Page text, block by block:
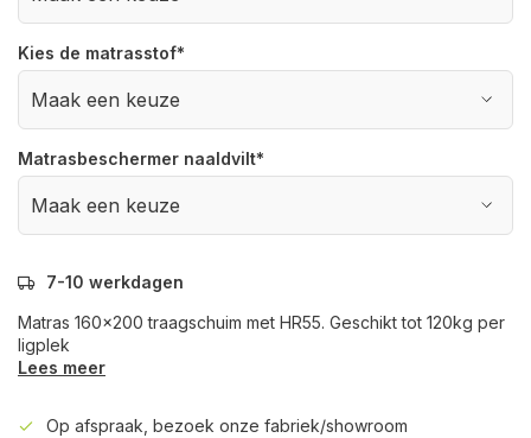
Kies de matrasstof*
Matrasbeschermer naaldvilt*
7-10 werkdagen
Matras 160x200 traagschuim met HR55. Geschikt tot 120kg per
ligplek
Lees meer
Op afspraak, bezoek onze fabriek/showroom